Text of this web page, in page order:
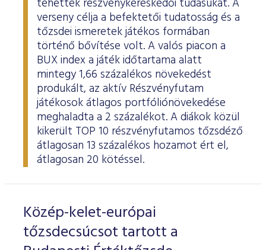
ESG Útmutató
tehették részvénykereskedői tudásukat. A
verseny célja a befektetői tudatosság és a
tőzsdei ismeretek játékos formában
történő bővítése volt. A valós piacon a
BUX index a játék időtartama alatt
mintegy 1,66 százalékos növekedést
produkált, az aktív Részvényfutam
játékosok átlagos portfóliónövekedése
meghaladta a 2 százalékot. A diákok közül
kikerült TOP 10 részvényfutamos tőzsdéző
átlagosan 13 százalékos hozamot ért el,
átlagosan 20 kötéssel.
Közép-kelet-európai
tőzsdecsúcsot tartott a